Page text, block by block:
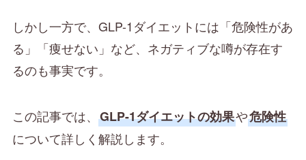
しかし一方で、GLP-1ダイエットには「危険性があ
る」「痩せない」など、ネガティブな噂が存在す
るのも事実です。
この記事では、 GLP-1ダイエットの効果や危険性
について詳しく解説します。